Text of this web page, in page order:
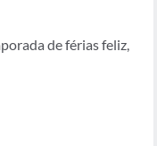
de férias feliz,